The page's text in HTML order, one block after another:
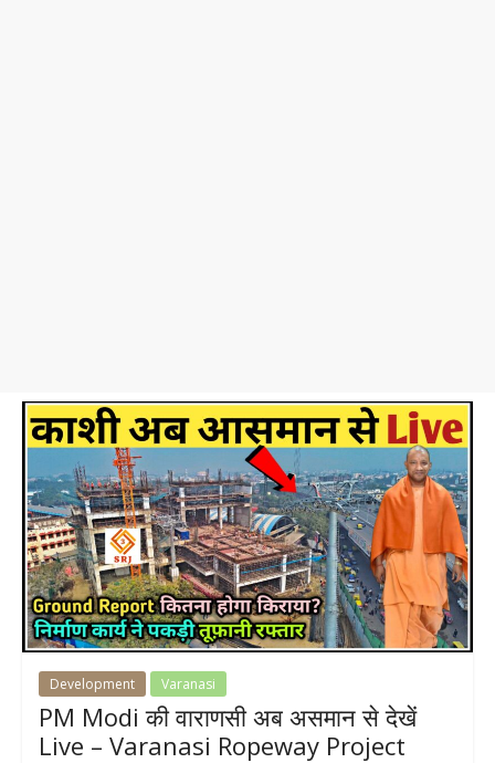
Development Varanasi
PM Modi की वाराणसी अब असमान से देखें
Live – Varanasi Ropeway Project